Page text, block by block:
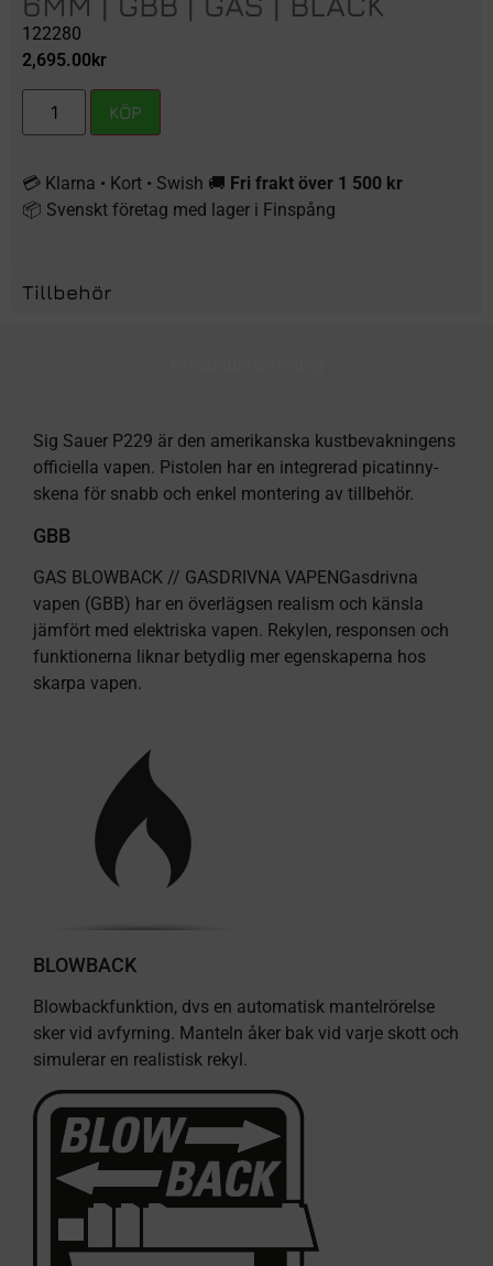
122280
2,695.00kr
KÖP
💳 Klarna • Kort • Swish 🚚 Fri frakt över 1 500 kr
📦 Svenskt företag med lager i Finspång
Tillbehör
Sig Sauer P229 är den amerikanska kustbevakningens
officiella vapen. Pistolen har en integrerad picatinny-
skena för snabb och enkel montering av tillbehör.
GBB
GAS BLOWBACK // GASDRIVNA VAPENGasdrivna
vapen (GBB) har en överlägsen realism och känsla
jämfört med elektriska vapen. Rekylen, responsen och
funktionerna liknar betydlig mer egenskaperna hos
skarpa vapen.
BLOWBACK
Blowbackfunktion, dvs en automatisk mantelrörelse
sker vid avfyrning. Manteln åker bak vid varje skott och
simulerar en realistisk rekyl.